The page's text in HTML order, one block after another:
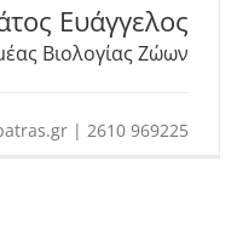
Ευάγγελος
Βιολογίας Ζώων
| 2610 969225